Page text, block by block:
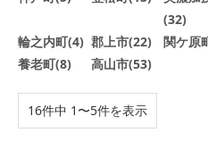
(32)
輪之内町(4) 郡上市(22) 関ケ原
養老町(8)
高山市(53)
16件中 1〜5件を表示